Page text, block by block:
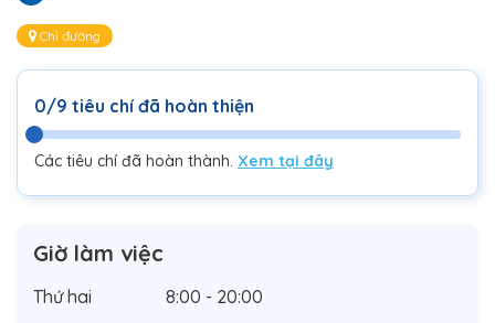
Chỉ đường
0/9 tiêu chí đã hoàn thiện
Các tiêu chí đã hoàn thành. Xem tại đây
Giờ làm việc
Thứ hai
8:00 - 20:00